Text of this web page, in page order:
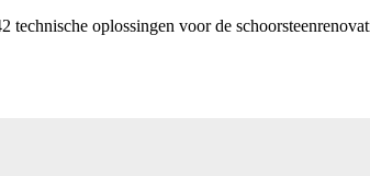
technische oplossingen voor de